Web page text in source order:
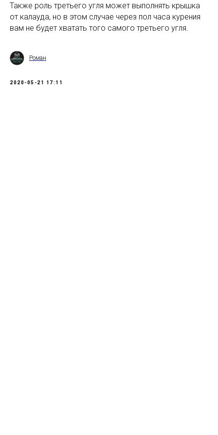
Также роль третьего угля может выполнять крышка
от калауда, но в этом случае через пол часа курения
вам не будет хватать того самого третьего угля.
Роман
2020-05-21 17:11